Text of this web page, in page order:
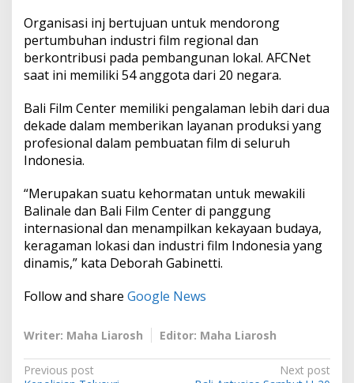
Organisasi inj bertujuan untuk mendorong
pertumbuhan industri film regional dan
berkontribusi pada pembangunan lokal. AFCNet
saat ini memiliki 54 anggota dari 20 negara.
Bali Film Center memiliki pengalaman lebih dari dua
dekade dalam memberikan layanan produksi yang
profesional dalam pembuatan film di seluruh
Indonesia.
“Merupakan suatu kehormatan untuk mewakili
Balinale dan Bali Film Center di panggung
internasional dan menampilkan kekayaan budaya,
keragaman lokasi dan industri film Indonesia yang
dinamis,” kata Deborah Gabinetti.
Follow and share Google News
Writer: Maha Liarosh Editor: Maha Liarosh
P
Previous post
Next post